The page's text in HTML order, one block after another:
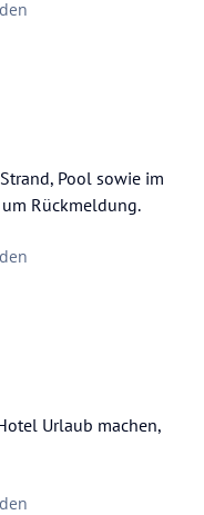
Pool sowie im
Rückmeldung.
Urlaub machen,